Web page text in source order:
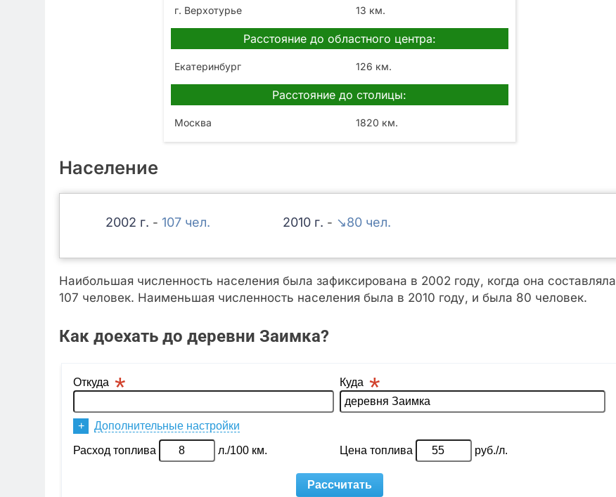
г. Верхотурье 13 км.
Расстояние до областного центра:
Екатеринбург 126 км.
Расстояние до столицы:
Москва 1820 км.
Население
2002 - 107 2010 - ↘80
Наибольшая численность населения была зафиксирована в 2002 году, когда она составляла
107 человек. Наименьшая численность населения была в 2010 году, и была 80 человек.
Как доехать до деревни Заимка?